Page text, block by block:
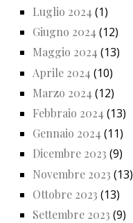
Luglio 2024 (1)
Giugno 2024 (12)
Maggio 2024 (13)
Aprile 2024 (10)
Marzo 2024 (12)
Febbraio 2024 (13)
Gennaio 2024 (11)
Dicembre 2023 (9)
Novembre 2023 (13)
Ottobre 2023 (13)
Settembre 2023 (9)